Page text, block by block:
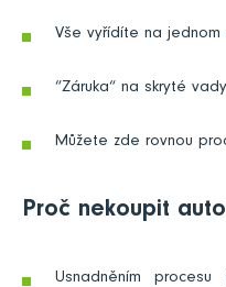
Vše vyřídíte na
“Záruka“ na skryté
Můžete zde rovnou
Proč nekoupit
Usnadněním